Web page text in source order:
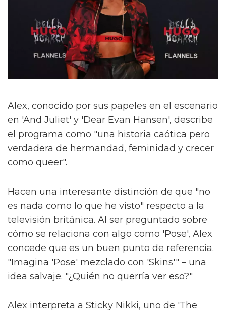
Alex, conocido por sus papeles en el escenario
en 'And Juliet' y 'Dear Evan Hansen', describe
el programa como "una historia caótica pero
verdadera de hermandad, feminidad y crecer
como queer".
Hacen una interesante distinción de que "no
es nada como lo que he visto" respecto a la
televisión británica. Al ser preguntado sobre
cómo se relaciona con algo como 'Pose', Alex
concede que es un buen punto de referencia.
"Imagina 'Pose' mezclado con 'Skins'" – una
idea salvaje. "¿Quién no querría ver eso?"
Alex interpreta a Sticky Nikki, uno de 'The